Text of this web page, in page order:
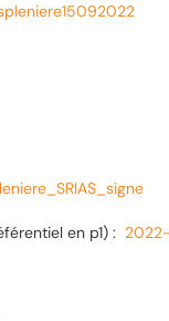
en p1) :